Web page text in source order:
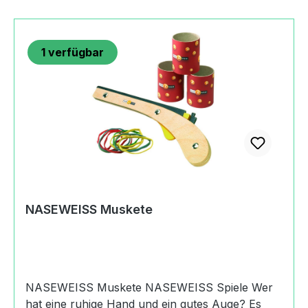
wegen verschluckbarer Kleinteile.Angaben zum
Hersteller (Informationspflichten zur GPSR
Produktsicherheitsverordnung) Samariterstift
Ostalb-Werkstätten
NASEWEISSBahnhofstraße73441 Bopfingen,
Germany+49 (0)7362 92227
112holger.mayr@samariterstiftung.de
https://naseweiss-toys.com
1 verfügbar
NASEWEISS Muskete
NASEWEISS Muskete NASEWEISS Spiele Wer
hat eine ruhige Hand und ein gutes Auge? Es